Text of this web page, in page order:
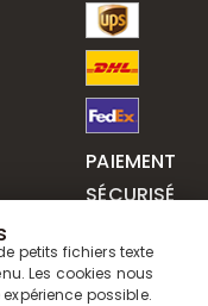
PAIEMENT
SÉCURISÉ
petits fichiers texte
Les cookies nous
possible.